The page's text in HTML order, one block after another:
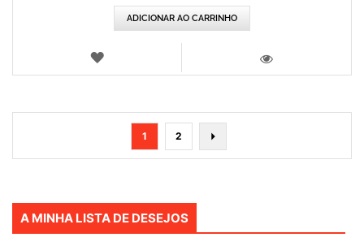
ADICIONAR AO CARRINHO
LISTA
Página
Está
de
ler
a
1 Página
2
A MINHA LISTA DE DESEJOS